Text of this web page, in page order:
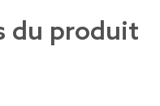
du produit